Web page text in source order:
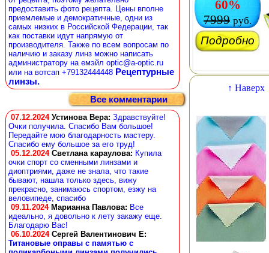
предоставить фото рецепта. Цены вполне
приемлемые и демократичные, одни из
самых низких в Российской Федерации, так
как поставки идут напрямую от
производителя. Также по всем вопросам по
наличию и заказу линз можно написать
администратору на емэйл optic@a-optic.ru
или на вотсап +79132444448 Рецептурные
линзы.
Все комментарии
07.12.2024 Устинова Вера: Здравствуйте!
Очки получила. Спасибо Вам большое!
Передайте мою благодарность мастеру.
Спасибо ему большое за его труд!
05.12.2024 Светлана караулова: Купила
очки спорт со сменными линзами и
диоптриями, даже не знала, что такие
бывают, нашла только здесь, вижу
прекрасно, занимаюсь спортом, езжу на
веловипеде, спасибо
09.11.2024 Марианна Павлова: Все
идеально, я довольно к лету закажу еще.
Благодарю Вас!
06.10.2024 Сергей Валентинович Е:
Титановые оправы с памятью с
60%
7999 руб.
Подробно
↑ Наверх